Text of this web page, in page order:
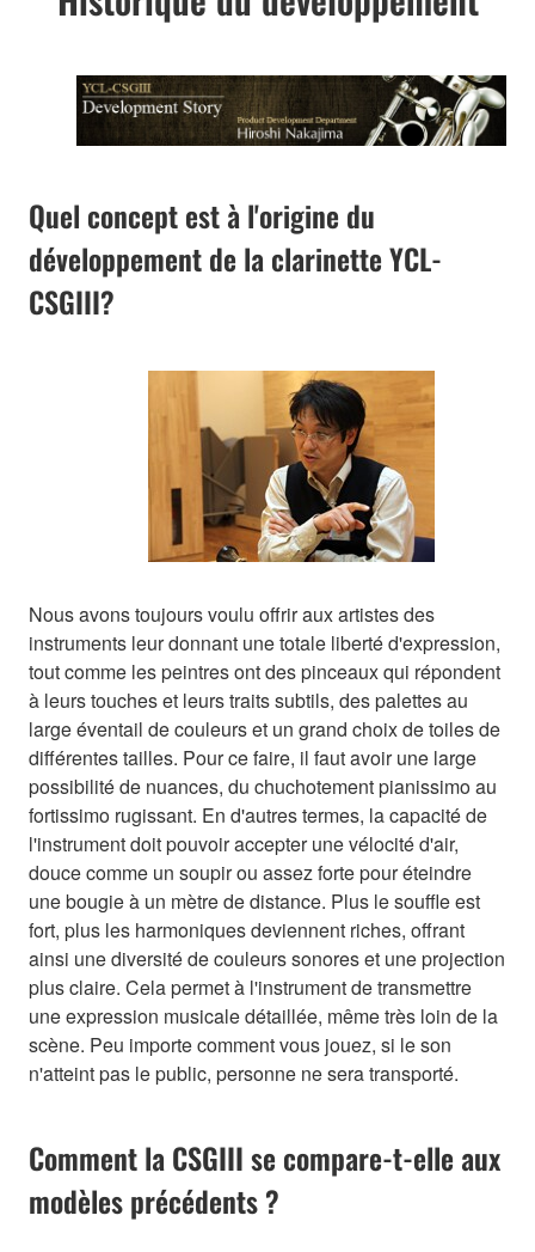
Quel concept est à l'origine du
développement de la clarinette YCL-
CSGIII?
Nous avons toujours voulu offrir aux artistes des
instruments leur donnant une totale liberté d'expression,
tout comme les peintres ont des pinceaux qui répondent
à leurs touches et leurs traits subtils, des palettes au
large éventail de couleurs et un grand choix de toiles de
différentes tailles. Pour ce faire, il faut avoir une large
possibilité de nuances, du chuchotement pianissimo au
fortissimo rugissant. En d'autres termes, la capacité de
l'instrument doit pouvoir accepter une vélocité d'air,
douce comme un soupir ou assez forte pour éteindre
une bougie à un mètre de distance. Plus le souffle est
fort, plus les harmoniques deviennent riches, offrant
ainsi une diversité de couleurs sonores et une projection
plus claire. Cela permet à l'instrument de transmettre
une expression musicale détaillée, même très loin de la
scène. Peu importe comment vous jouez, si le son
n'atteint pas le public, personne ne sera transporté.
Comment la CSGIII se compare-t-elle aux
modèles précédents ?